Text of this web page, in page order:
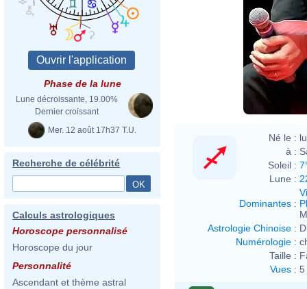
Phase de la lune
Lune décroissante, 19.00%
Dernier croissant
Mer. 12 août 17h37 T.U.
Recherche de célébrité
Calculs astrologiques
Horoscope personnalisé
Horoscope du jour
Personnalité
Ascendant et thème astral
Né le :
à :
Soleil :
Lune :
Dominantes :
Astrologie Chinoise :
Numérologie :
Taille :
Vues : 5